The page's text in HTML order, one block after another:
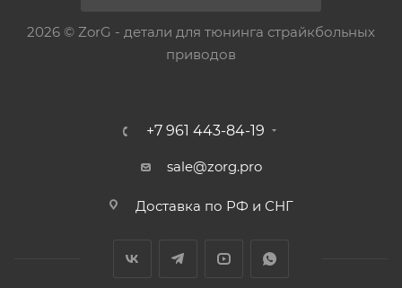
2026 © ZorG - детали для тюнинга страйкбольных
приводов
+7 961 443-84-19
sale@zorg.pro
Доставка по РФ и СНГ